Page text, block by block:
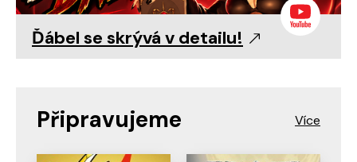
Ďábel se skrývá v detailu!
Připravujeme